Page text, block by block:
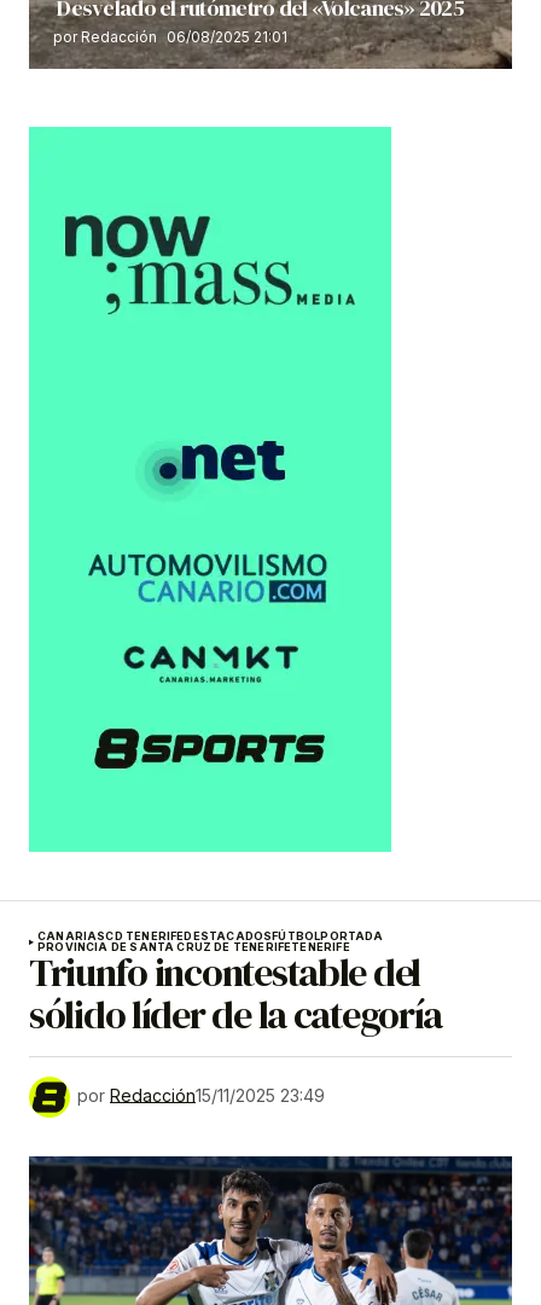
Desvelado el rutómetro del «Volcanes» 2025
por Redacción 06/08/2025 21:01
CANARIASCD TENERIFEDESTACADOSFÚTBOLPORTADA
PROVINCIA DE SANTA CRUZ DE TENERIFETENERIFE
Triunfo incontestable del
sólido líder de la categoría
por Redacción15/11/2025 23:49